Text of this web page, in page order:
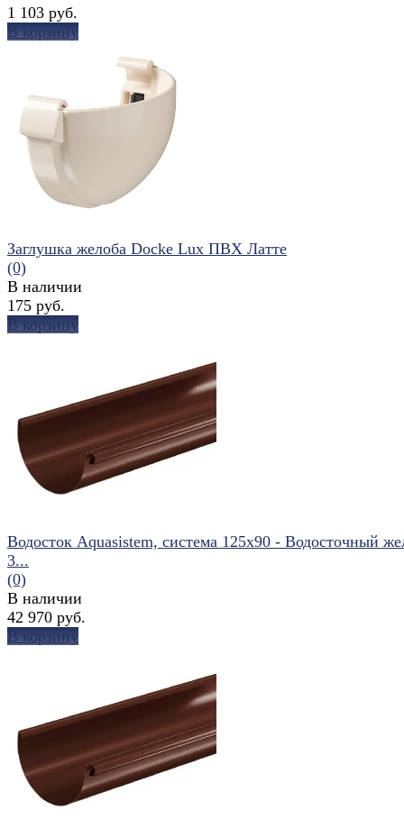
избранное
1 103 руб.
В корзину
избранное сравнить
Заглушка желоба Docke Lux ПВХ Латте
(0)
В наличии
175 руб.
В корзину
сравнить
Водосток Aquasistem, система 125x90 - Водосточный
3...
(0)
В наличии
42 970 руб.
В корзину